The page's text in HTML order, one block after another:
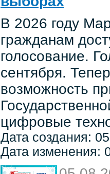
В 2026 году
гражданам
голосование.
сентября.
возможность
цифровые
Дата создания:
Дата изменения: